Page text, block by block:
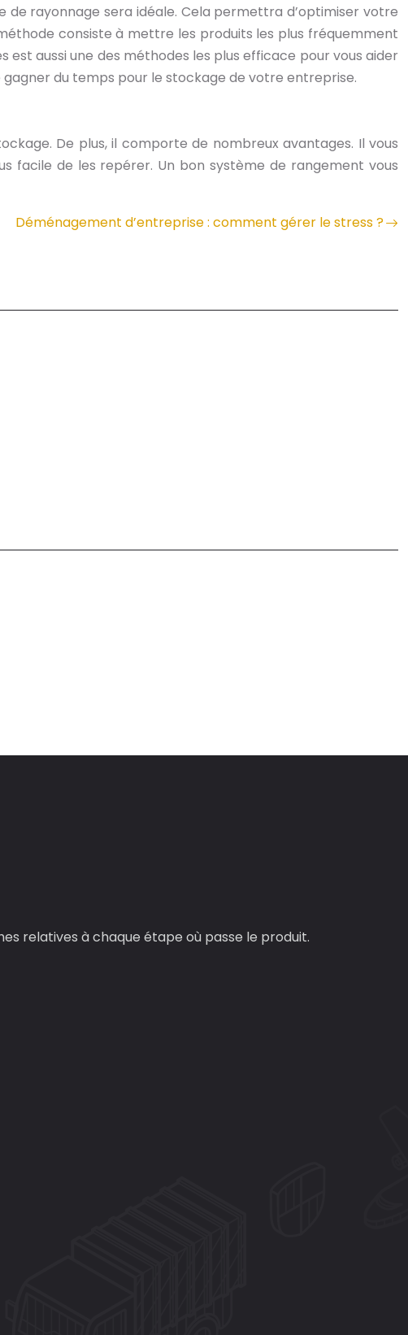
de rayonnage sera idéale. Cela permettra d’optimiser votre
consiste à mettre les produits les plus fréquemment
aussi une des méthodes les plus efficace pour vous aider
du temps pour le stockage de votre entreprise.
De plus, il comporte de nombreux avantages. Il vous
facile de les repérer. Un bon système de rangement vous
Déménagement d’entreprise : comment gérer le stress ?
relatives à chaque étape où passe le produit.